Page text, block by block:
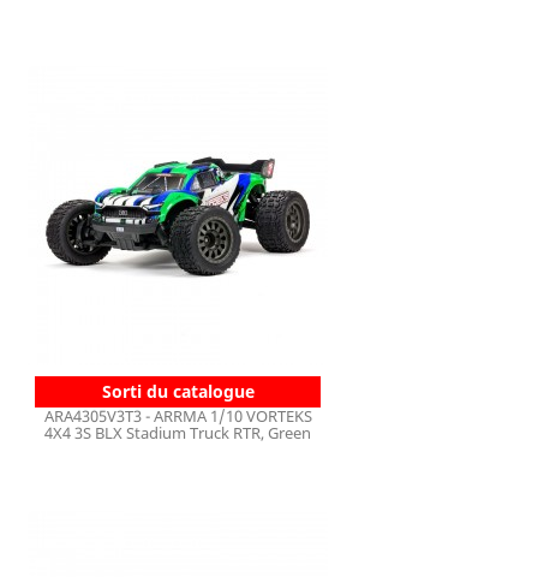
Sorti du catalogue
ARA4305V3T3 - ARRMA 1/10 VORTEKS
4X4 3S BLX Stadium Truck RTR, Green